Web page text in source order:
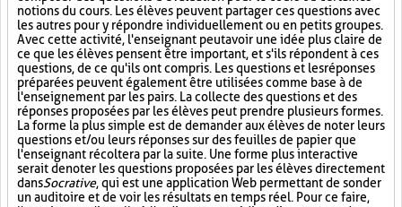
notions du cours. Les élèves peuvent partager ces questions avec
les autres pour y répondre individuellement ou en petits groupes.
Avec cette activité, l'enseignant peut avoir une idée plus claire de
ce que les élèves pensent être important, et s'ils répondent à ces
questions, de ce qu'ils ont compris. Les questions et les réponses
préparées peuvent également être utilisées comme base à de
l'enseignement par les pairs. La collecte des questions et des
réponses proposées par les élèves peut prendre plusieurs formes.
La forme la plus simple est de demander aux élèves de noter leurs
questions et/ou leurs réponses sur des feuilles de papier que
l'enseignant récoltera par la suite. Une forme plus interactive
serait de noter les questions proposées par les élèves directement
dansSocrative, qui est une application Web permettant de sonder
un auditoire et de voir les résultats en temps réel. Pour ce faire,